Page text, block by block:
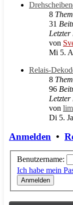
8
31
von
Mi 5.
Relais-
8
96
von
Di 5.
Anmelden •
Benutzername:
Ich habe mein